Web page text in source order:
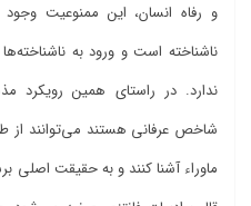
و رفاه انسان، این ممنوعیت وجود
ناشناخته است و ورود به ناشناخته
ندارد. در راستای همین رویکرد
شاخص عرفانی هستند میتوانند از
ماوراء آشنا کنند و به حقیقت اصلی